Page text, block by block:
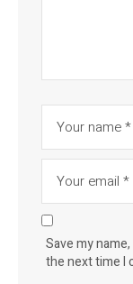
Save my
the next time I